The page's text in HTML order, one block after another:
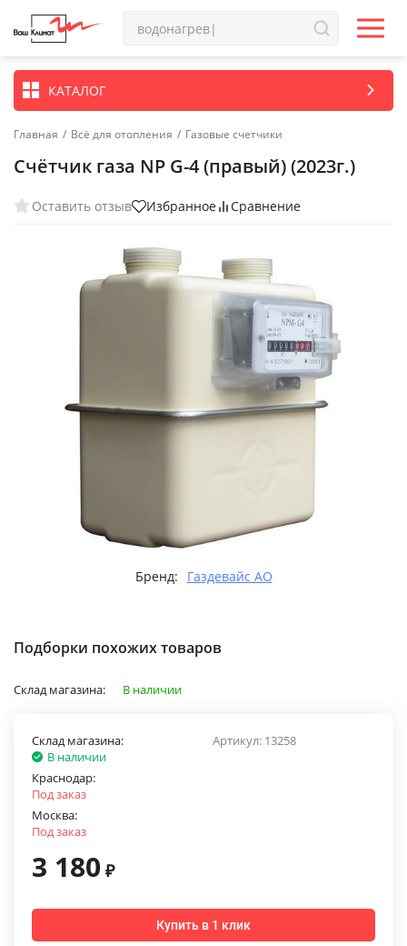
КАТАЛОГ
Главная / Всё для отопления / Газовые счетчики
Счётчик газа NP G-4 (правый) (2023г.)
Оставить отзыв Избранное Сравнение
Бренд: Газдевайс АО
Подборки похожих товаров
Склад магазина: В наличии
Артикул: 13258
Склад магазина:
В наличии
Краснодар:
Под заказ
Москва:
Под заказ
3 180 ₽
Купить в 1 клик